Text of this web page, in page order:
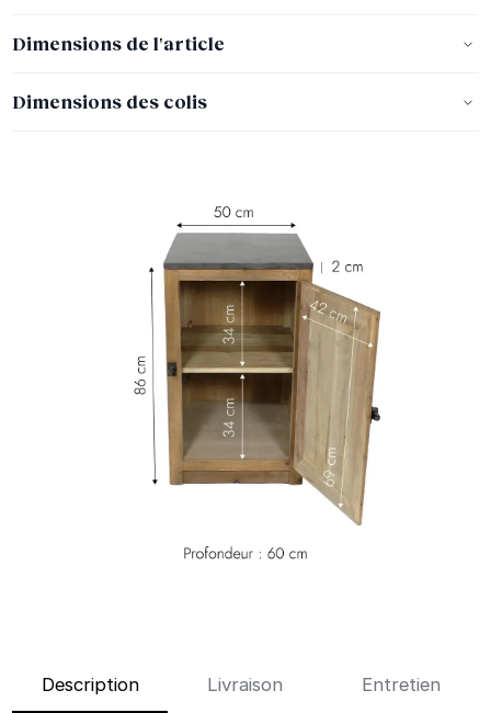
Dimensions de l'article
Dimensions des colis
Description Livraison Entretien